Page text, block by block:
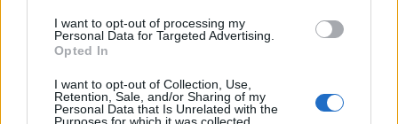
I want to opt-out of processing my
Personal Data for Targeted Advertising.
Opted In
I want to opt-out of Collection, Use,
Retention, Sale, and/or Sharing of my
Personal Data that Is Unrelated with the
16.03.17. 07:06
otići kod doktora'
Saznaj više